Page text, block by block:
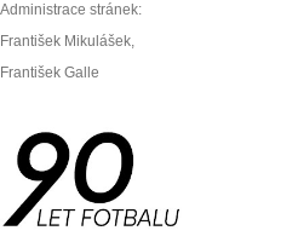
Administrace stránek:
František Mikulášek,
František Galle